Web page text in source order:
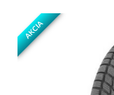
AKCIA